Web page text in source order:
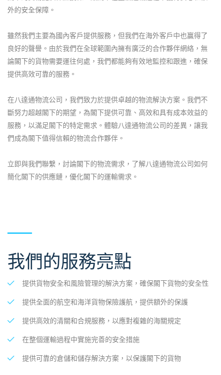
外的安全保障。
雖然我們主要為國內客戶提供服務，但我們在海外客戶中也贏得了
良好的聲譽。由於我們在全球範圍內擁有廣泛的合作夥伴網絡，無
論閣下的貨物需要運往何處，我們都能夠有效地監控和跟進，確保
提供高效可靠的服務。
在八達通物流公司，我們致力於提供卓越的物流解決方案。我們不
斷努力超越閣下的期望，為閣下提供可靠、高效和具有成本效益的
服務，以滿足閣下的特定需求。體驗八達通物流公司的差異，讓我
們成為閣下值得信賴的物流合作夥伴。
立即與我們聯繫，討論閣下的物流需求，了解八達通物流公司如何
簡化閣下的供應鏈，優化閣下的運輸需求。
我們的服務亮點
提供貨物安全和風險管理的解決方案，確保閣下貨物的安全性
提供全面的航空和海洋貨物保險護航，提供額外的保護
提供高效的清關和合規服務，以應對複雜的海關規定
在整個運輸過程中實施完善的安全措施
提供可靠的倉儲和儲存解決方案，以保護閣下的貨物